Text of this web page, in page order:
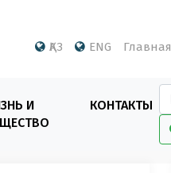
ҚАЗ ENG Главная
И
КОНТАКТЫ